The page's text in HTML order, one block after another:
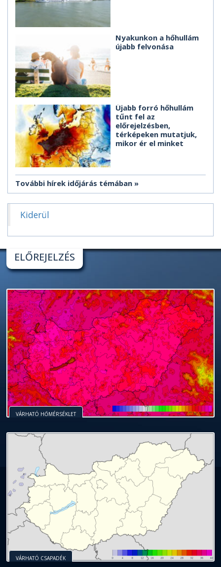
Nyakunkon a hőhullám
újabb felvonása
Újabb forró hőhullám
tűnt fel az
előrejelzésben,
térképeken mutatjuk,
mikor ér el minket
További hírek időjárás témában
Kiderül
ELŐREJELZÉS
VÁRHATÓ HŐMÉRSÉKLET
VÁRHATÓ CSAPADÉK